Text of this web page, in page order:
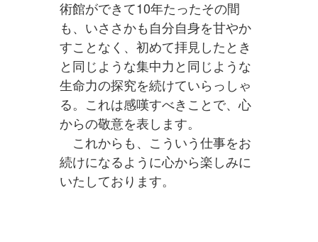
術館ができて10年たったその間
も、いささかも自分自身を甘やか
すことなく、初めて拝見したとき
と同じような集中力と同じような
生命力の探究を続けていらっしゃ
る。これは感嘆すべきことで、心
からの敬意を表します。
これからも、こういう仕事をお
続けになるように心から楽しみに
いたしております。